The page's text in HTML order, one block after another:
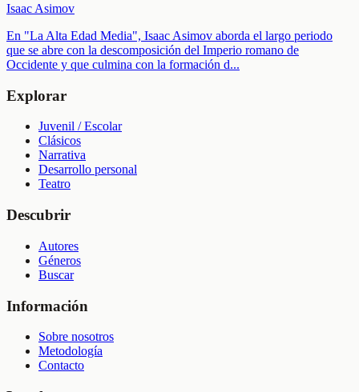
Isaac Asimov
En "La Alta Edad Media", Isaac Asimov aborda el largo periodo
que se abre con la descomposición del Imperio romano de
Occidente y que culmina con la formación d...
Explorar
Juvenil / Escolar
Clásicos
Narrativa
Desarrollo personal
Teatro
Descubrir
Autores
Géneros
Buscar
Información
Sobre nosotros
Metodología
Contacto